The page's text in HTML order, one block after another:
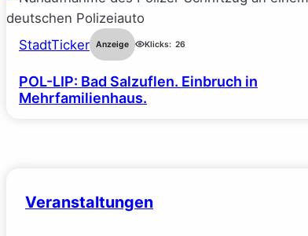
StadtTicker Anzeige Klicks: 26
POL-LIP: Bad Salzuflen. Einbruch in
Mehrfamilienhaus.
Veranstaltungen